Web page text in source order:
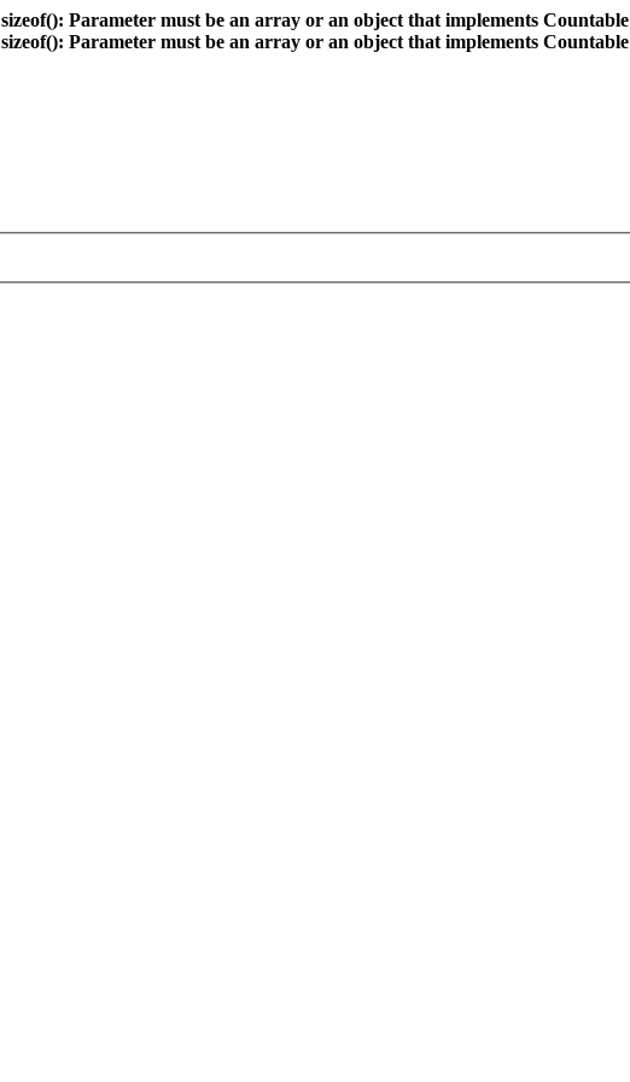
sizeof(): Parameter must be an array or an object that implements Countable
sizeof(): Parameter must be an array or an object that implements Countable